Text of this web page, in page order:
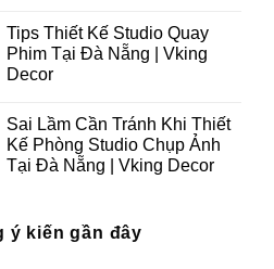
Vking
Decor
Kế
Thi
Công
Trọn
Quay
Phim
Tại
Đà
Nẵng
bình
luận
ở
Những
Khi
Thiết
Kế
Thi
Công
Trường
Tại
Tips Thiết Kế Studio Quay
Phim Tại Đà Nẵng | Vking
Decor
bình
luận
ở
Tips
Quay
Phim
Sai Lầm Cần Tránh Khi Thiết
Kế Phòng Studio Chụp Ảnh
Tại Đà Nẵng | Vking Decor
luận
ở
ý kiến gần đây